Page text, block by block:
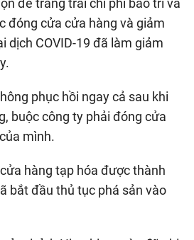
đóng cửa cửa hàng và giảm
dịch COVID-19 đã làm giảm
phục hồi ngay cả sau khi
buộc công ty phải đóng cửa
mình.
hàng tạp hóa được thành
bắt đầu thủ tục phá sản vào